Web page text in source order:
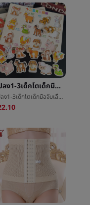
แปลง1-3เด็กโตเด็กมือจับเลื่อยเล็กสัตว์ผลไม้ความรู้ความเข้าใจต้นเรียนรู้จิ๊กซอว์บังคับแต่งหน้าทำด้วยไม้แผง
แปลง1-3เด็กโตเด็กมือจับเลื่อยเล็กสัตว์ผลไม้ความรู้ความเข้าใจต้นเรียนรู้จิ๊กซอว์บังคับแต่งหน้าทำด้วยไม้แผง